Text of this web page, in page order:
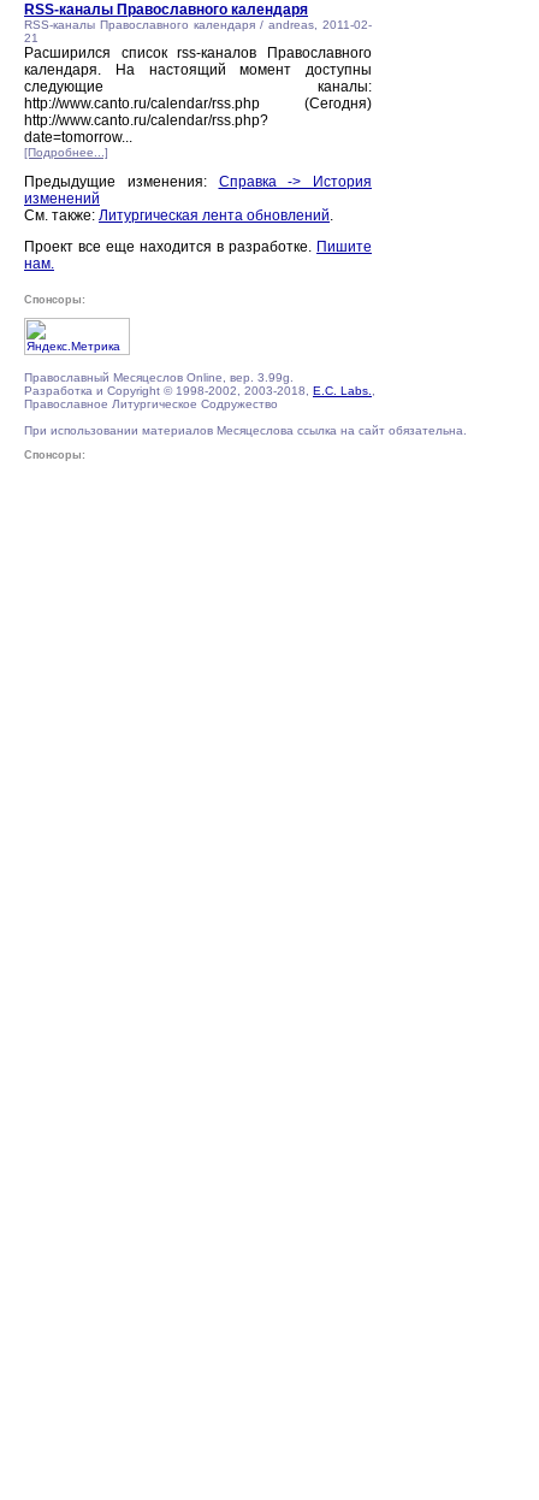
RSS-каналы Православного календаря
RSS-каналы Православного календаря / andreas, 2011-02-
21
Расширился список rss-каналов Православного
календаря. На настоящий момент доступны
следующие каналы:
http://www.canto.ru/calendar/rss.php (Сегодня)
http://www.canto.ru/calendar/rss.php?
date=tomorrow...
[Подробнее...]
Предыдущие изменения: Справка -> История
изменений
См. также: Литургическая лента обновлений.
Проект все еще находится в разработке. Пишите
нам.
Спонсоры:
Православный Месяцеслов Online, вер. 3.99g.
Разработка и Copyright © 1998-2002, 2003-2018, E.C. Labs.
Православное Литургическое Содружество
При использовании материалов Месяцеслова ссылка на сайт обязательна.
Спонсоры: